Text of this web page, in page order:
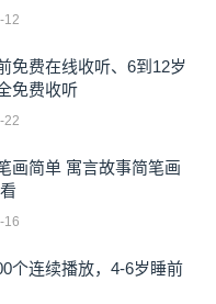
12
免费在线收听、6到12岁
免费收听
22
画简单 寓言故事简笔画
16
个连续播放，4-6岁睡前